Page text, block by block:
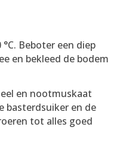
Beboter een diep
en bekleed de bodem
en nootmuskaat
basterdsuiker en de
tot alles goed